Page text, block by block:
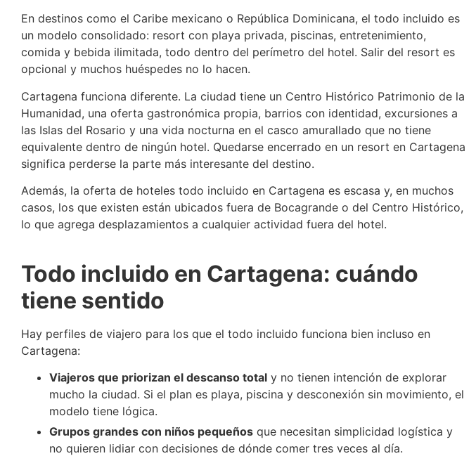
En destinos como el Caribe mexicano o República Dominicana, el todo incluido es
un modelo consolidado: resort con playa privada, piscinas, entretenimiento,
comida y bebida ilimitada, todo dentro del perímetro del hotel. Salir del resort es
opcional y muchos huéspedes no lo hacen.
Cartagena funciona diferente. La ciudad tiene un Centro Histórico Patrimonio de la
Humanidad, una oferta gastronómica propia, barrios con identidad, excursiones a
las Islas del Rosario y una vida nocturna en el casco amurallado que no tiene
equivalente dentro de ningún hotel. Quedarse encerrado en un resort en Cartagena
significa perderse la parte más interesante del destino.
Además, la oferta de hoteles todo incluido en Cartagena es escasa y, en muchos
casos, los que existen están ubicados fuera de Bocagrande o del Centro Histórico,
lo que agrega desplazamientos a cualquier actividad fuera del hotel.
Todo incluido en Cartagena: cuándo
tiene sentido
Hay perfiles de viajero para los que el todo incluido funciona bien incluso en
Cartagena:
Viajeros que priorizan el descanso total y no tienen intención de explorar
mucho la ciudad. Si el plan es playa, piscina y desconexión sin movimiento, el
modelo tiene lógica.
Grupos grandes con niños pequeños que necesitan simplicidad logística y
no quieren lidiar con decisiones de dónde comer tres veces al día.